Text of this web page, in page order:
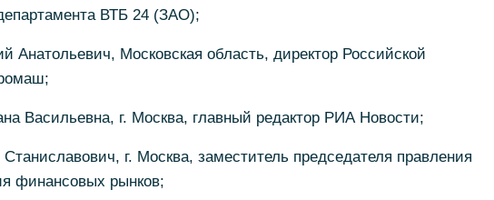
ВТБ 24 (ЗАО);
Анатольевич, Московская область, директор Российской
Васильевна, г. Москва, главный редактор РИА Новости;
г. Москва, заместитель председателя правления
финансовых рынков;